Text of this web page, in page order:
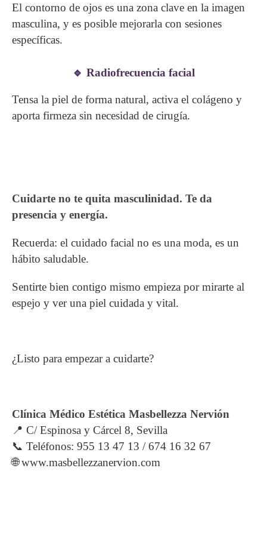
El contorno de ojos es una zona clave en la imagen
masculina, y es posible mejorarla con sesiones
específicas.
🔹 Radiofrecuencia facial
Tensa la piel de forma natural, activa el colágeno y
aporta firmeza sin necesidad de cirugía.
Cuidarte no te quita masculinidad. Te da
presencia y energía.
Recuerda: el cuidado facial no es una moda, es un
hábito saludable.
Sentirte bien contigo mismo empieza por mirarte al
espejo y ver una piel cuidada y vital.
¿Listo para empezar a cuidarte?
Clínica Médico Estética Masbellezza Nervión
📍 C/ Espinosa y Cárcel 8, Sevilla
📞 Teléfonos: 955 13 47 13 / 674 16 32 67
🌐www.masbellezzanervion.com